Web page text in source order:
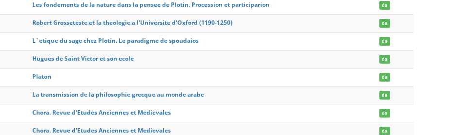
Les fondements de la nature dans la pensee de Plotin. Procession et participarion da
Robert Grosseteste et la theologie a l'Universite d'Oxford (1190-1250) da
L`etique du sage chez Plotin. Le paradigme de spoudaios da
Hugues de Saint Victor et son ecole da
Platon da
La transmission de la philosophie grecque au monde arabe da
Chora. Revue d'Etudes Anciennes et Medievales da
Chora. Revue d'Etudes Anciennes et Medievales da